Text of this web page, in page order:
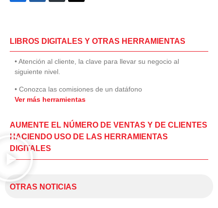
LIBROS DIGITALES Y OTRAS HERRAMIENTAS
• Atención al cliente, la clave para llevar su negocio al
siguiente nivel.
• Conozca las comisiones de un datáfono
Ver más herramientas
AUMENTE EL NÚMERO DE VENTAS Y DE CLIENTES
HACIENDO USO DE LAS HERRAMIENTAS
DIGITALES
OTRAS NOTICIAS